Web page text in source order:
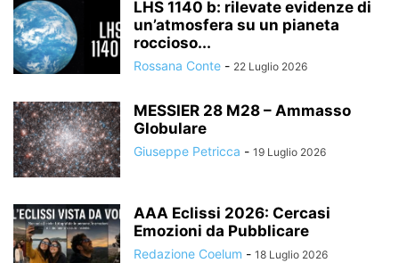
LHS 1140 b: rilevate evidenze di
un’atmosfera su un pianeta
roccioso...
Rossana Conte - 22 Luglio 2026
MESSIER 28 M28 – Ammasso
Globulare
Giuseppe Petricca - 19 Luglio 2026
AAA Eclissi 2026: Cercasi
Emozioni da Pubblicare
Redazione Coelum - 18 Luglio 2026